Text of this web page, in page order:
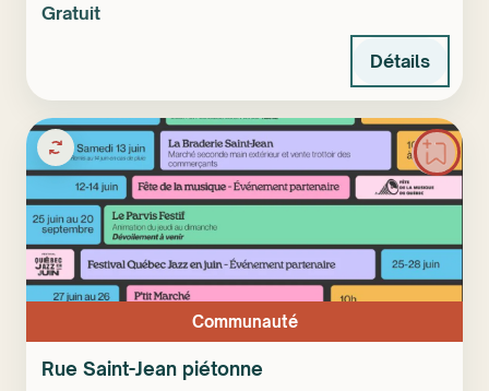
Gratuit
Détails
Communauté
Rue Saint-Jean piétonne